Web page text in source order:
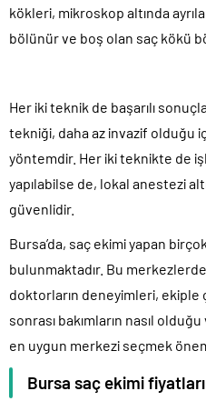
kökleri, mikroskop altında
bölünür ve boş olan saç kökü
Her iki teknik de başarılı
tekniği, daha az invazif olduğu
yöntemdir. Her iki teknikte de
yapılabilse de, lokal anestezi
güvenlidir.
Bursa’da, saç ekimi yapan
bulunmaktadır. Bu
doktorların deneyimleri, ekiple
sonrası bakımların nasıl
en uygun merkezi seçmek
Bursa saç ekimi